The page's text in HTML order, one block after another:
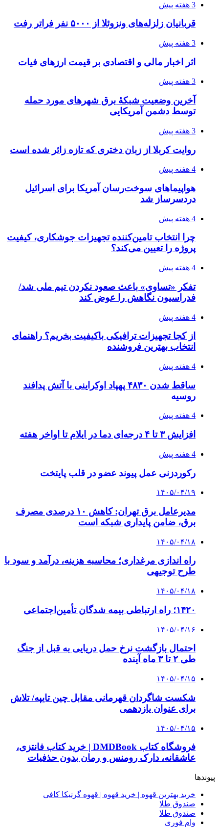
3 هفته پیش
قربانیان زلزله‌های ونزوئلا از ۵۰۰۰ نفر فراتر رفت
3 هفته پیش
اثر اخبار مالی و اقتصادی بر قیمت ارزهای فیات
3 هفته پیش
آخرین وضعیت شبکۀ برق شهرهای مورد حمله
توسط دشمن آمریکایی
3 هفته پیش
روایت کربلا از زبان دختری که تازه زائر شده است
4 هفته پیش
هواپیماهای سوخت‌رسان آمریکا برای اسرائیل
دردسرساز شد
4 هفته پیش
چرا انتخاب تامین‌کننده تجهیزات جوشکاری، کیفیت
پروژه را تعیین می‌کند؟
4 هفته پیش
تفکر «تساوی» باعث صعود نکردن تیم ملی شد/
فدراسیون نگاهش را عوض کند
4 هفته پیش
از کجا تجهیزات ترافیکی باکیفیت بخریم؟ راهنمای
انتخاب بهترین فروشنده
4 هفته پیش
ساقط شدن ۴۸۳۰ پهپاد اوکراینی با آتش پدافند
روسیه
4 هفته پیش
افزایش ۳ تا ۴ درجه‌ای دما در ایلام تا اواخر هفته
4 هفته پیش
رکوردزنی عمل پیوند عضو در قلب پایتخت
۱۴۰۵/۰۴/۱۹
مدیرعامل برق تهران: کاهش ۱۰ درصدی مصرف
برق، ضامن پایداری شبکه است
۱۴۰۵/۰۴/۱۸
راه اندازی مرغداری؛ محاسبه هزینه، درآمد و سود با
طرح توجیهی
۱۴۰۵/۰۴/۱۸
۱۴۲۰؛ راه ارتباطی بیمه شدگان تأمین‌اجتماعی
۱۴۰۵/۰۴/۱۶
احتمال بازگشت نرخ حمل دریایی به قبل از جنگ
طی ۲ تا ۳ ماه آینده
۱۴۰۵/۰۴/۱۵
شکست شاگردان قهرمانی مقابل چین تایپه/ تلاش
برای عنوان یازدهمی
۱۴۰۵/۰۴/۱۵
فروشگاه کتاب DMDBook | خرید کتاب فانتزی،
عاشقانه، دارک رومنس و رمان بدون حذفیات
پیوندها
خرید بهترین قهوه | خرید قهوه | قهوه گرنیکا کافی
صندوق طلا
صندوق طلا
وام فوری